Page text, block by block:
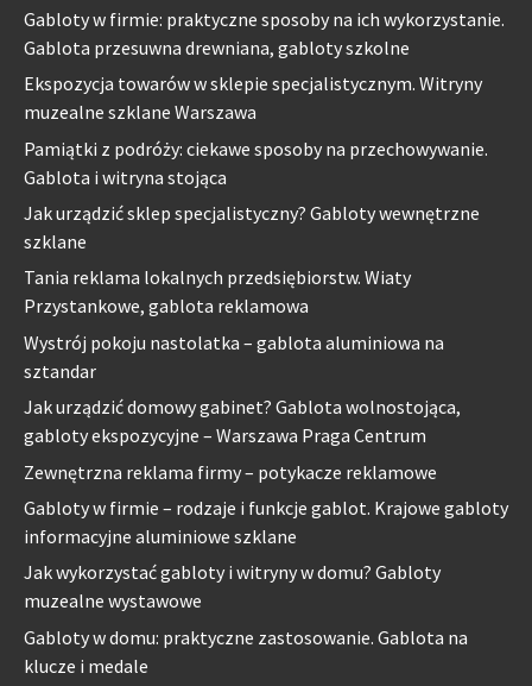
Gabloty w firmie: praktyczne sposoby na ich wykorzystanie.
Gablota przesuwna drewniana, gabloty szkolne
Ekspozycja towarów w sklepie specjalistycznym. Witryny
muzealne szklane Warszawa
Pamiątki z podróży: ciekawe sposoby na przechowywanie.
Gablota i witryna stojąca
Jak urządzić sklep specjalistyczny? Gabloty wewnętrzne
szklane
Tania reklama lokalnych przedsiębiorstw. Wiaty
Przystankowe, gablota reklamowa
Wystrój pokoju nastolatka – gablota aluminiowa na
sztandar
Jak urządzić domowy gabinet? Gablota wolnostojąca,
gabloty ekspozycyjne – Warszawa Praga Centrum
Zewnętrzna reklama firmy – potykacze reklamowe
Gabloty w firmie – rodzaje i funkcje gablot. Krajowe gabloty
informacyjne aluminiowe szklane
Jak wykorzystać gabloty i witryny w domu? Gabloty
muzealne wystawowe
Gabloty w domu: praktyczne zastosowanie. Gablota na
klucze i medale